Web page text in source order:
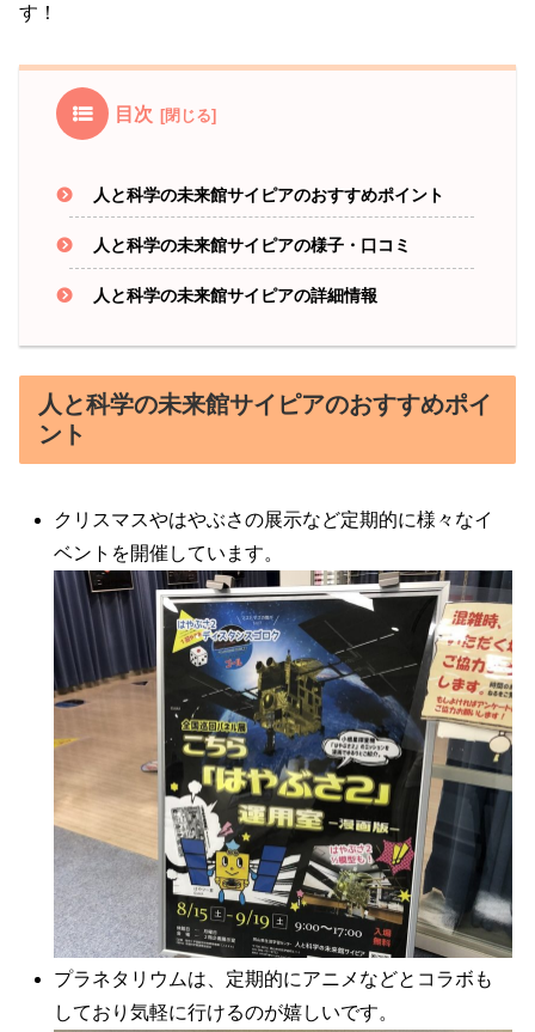
す！
目次
人と科学の未来館サイピアのおすすめポイント
人と科学の未来館サイピアの様子・口コミ
人と科学の未来館サイピアの詳細情報
人と科学の未来館サイピアのおすすめポイ
ント
クリスマスやはやぶさの展示など定期的に様々なイ
ベントを開催しています。
プラネタリウムは、定期的にアニメなどとコラボも
しており気軽に行けるのが嬉しいです。